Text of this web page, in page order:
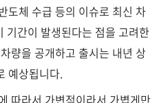
도체 수급 등의 이슈로 최신 차
기간이 발생된다는 점을 고려한
량을 공개하고 출시는 내년 상
예상됩니다.
따라서 가변적이라서 가볍게만